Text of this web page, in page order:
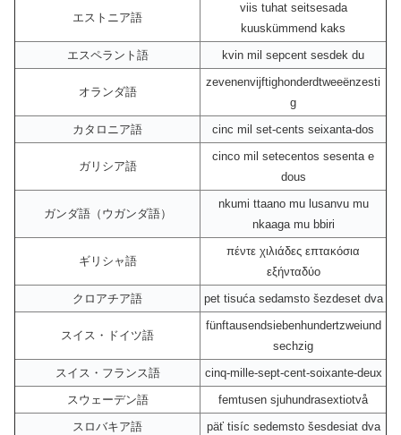
エストニア語
viis tuhat seitsesada
kuuskümmend kaks
エスペラント語
kvin mil sepcent sesdek du
オランダ語
zevenenvijftighonderdtweeënzesti
g
カタロニア語
cinc mil set-cents seixanta-dos
ガリシア語
cinco mil setecentos sesenta e
dous
ガンダ語（ウガンダ語）
nkumi ttaano mu lusanvu mu
nkaaga mu bbiri
ギリシャ語
πέντε χιλιάδες επτακόσια
εξήνταδύο
クロアチア語
pet tisuća sedamsto šezdeset dva
スイス・ドイツ語
fünftausendsiebenhundertzweiund
sechzig
スイス・フランス語
cinq-mille-sept-cent-soixante-deux
スウェーデン語
femtusen sjuhundrasextiotvå
スロバキア語
päť tisíc sedemsto šesdesiat dva